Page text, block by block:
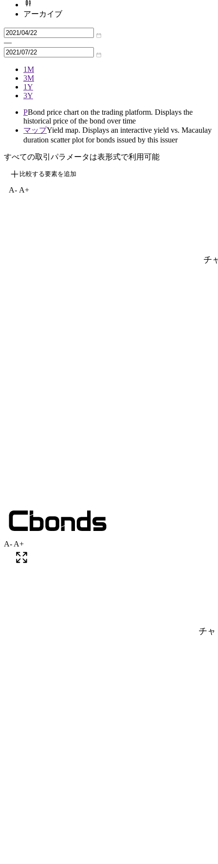
アーカイブ
—
1M
3M
1Y
3Y
PBond price chart on the trading platform. Displays the
historical price of the bond over time
マップYield map. Displays an interactive yield vs. Macaulay
duration scatter plot for bonds issued by this issuer
すべての取引パラメータは表形式で利用可能
比較する要素を追加
A- A+
チ